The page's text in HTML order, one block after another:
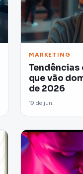
MARKETING
Tendências
que vão
de 2026
19 de jun.